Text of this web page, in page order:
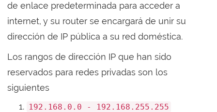
de enlace predeterminada para acceder a
internet, y su router se encargará de unir su
dirección de IP pública a su red doméstica.
Los rangos de dirección IP que han sido
reservados para redes privadas son los
siguientes
192.168.0.0 - 192.168.255.255